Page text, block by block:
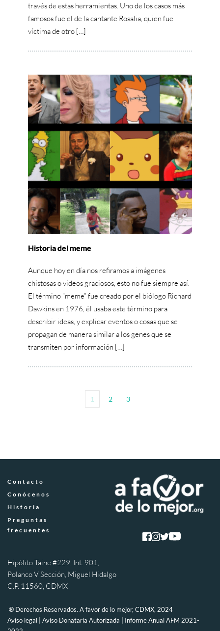
través de estas herramientas. Uno de los casos más
famosos fue el de la cantante Rosalia, quien fue
víctima de otro […]
Historia del meme
Aunque hoy en día nos refiramos a imágenes
chistosas o videos graciosos, esto no fue siempre así.
El término “meme” fue creado por el biólogo Richard
Dawkins en 1976, él usaba este término para
describir ideas, y explicar eventos o cosas que se
propagan de manera similar a los genes que se
transmiten por información […]
1 2 3
Contacto
Conócenos
Historia
Preguntas
frecuentes
Hipólito Taine #229, Int. 901,
Polanco V Sección, Miguel Hidalgo
C.P. 11560, CDMX
® Derechos Reservados. A favor de lo mejor, CDMX, 2024
Aviso legal
Aviso Donataria Autorizada
Informe Anual AFM 2021-